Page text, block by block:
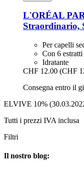
L'ORÉAL
Straordinario,
Per capelli
Con 6
Idratante
CHF 12.00 (CHF
Consegna entro il
ELVIVE 10%
Tutti i prezzi IVA inclusa
Filtri
Il nostro blog: